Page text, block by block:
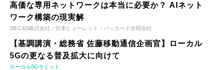
高価な専用ネットワークは本当に必要か？ AIネット
ワーク構築の現実解
SB C&S株式会社／日本ヒューレット・パッカード合同会社
【基調講演・総務省 佐藤移動通信企画官】ローカル
5Gの更なる普及拡大に向けて
ローカル5Gサミット